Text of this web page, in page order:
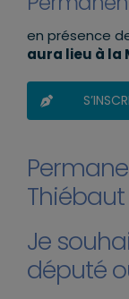
en présence
aura lieu à la
Je
député